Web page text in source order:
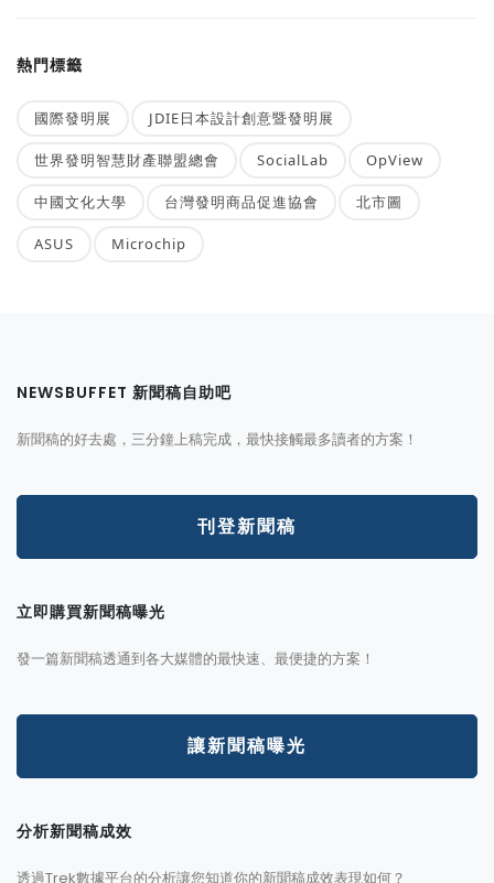
熱門標籤
國際發明展 JDIE日本設計創意暨發明展
世界發明智慧財產聯盟總會 SocialLab OpView
中國文化大學 台灣發明商品促進協會 北市圖
ASUS Microchip
NEWSBUFFET 新聞稿自助吧
新聞稿的好去處，三分鐘上稿完成，最快接觸最多讀者的方案！
刊登新聞稿
立即購買新聞稿曝光
發一篇新聞稿透通到各大媒體的最快速、最便捷的方案！
讓新聞稿曝光
分析新聞稿成效
透過Trek數據平台的分析讓您知道你的新聞稿成效表現如何？